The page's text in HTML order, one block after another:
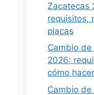
Zacatecas
requisitos,
placas
Cambio de
2026:
cómo
Cambio